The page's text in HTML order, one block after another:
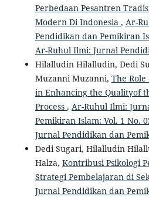
Perbedaan Pesantren
Modern Di Indonesia , Ar-
Pendidikan dan Pemikiran
Ar-Ruhul Ilmi: Jurnal
Hilalludin Hilalludin, Dedi
Muzanni Muzanni, The
in Enhancing the Qualityof
Process , Ar-Ruhul Ilmi:
Pemikiran Islam: Vol. 1 No.
Jurnal Pendidikan dan
Dedi Sugari, Hilalludin
Halza, Kontribusi Psikologi
Strategi Pembelajaran di
Jurnal Pendidikan dan